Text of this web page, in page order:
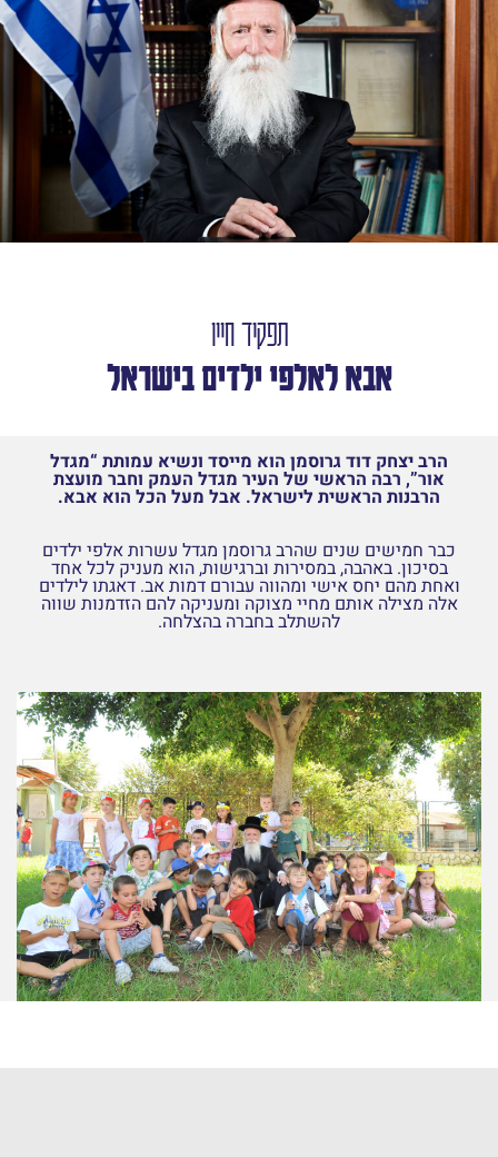
תפקיד חייו
אבא לאלפי ילדים בישראל
הרב יצחק דוד גרוסמן הוא מייסד ונשיא עמותת “מגדל
אור”, רבה הראשי של העיר מגדל העמק וחבר מועצת
הרבנות הראשית לישראל. אבל מעל הכל הוא אבא.
כבר חמישים שנים שהרב גרוסמן מגדל עשרות אלפי ילדים
בסיכון. באהבה, במסירות וברגישות, הוא מעניק לכל אחד
ואחת מהם יחס אישי ומהווה עבורם דמות אב. דאגתו לילדים
אלה מצילה אותם מחיי מצוקה ומעניקה להם הזדמנות שווה
להשתלב בחברה בהצלחה.